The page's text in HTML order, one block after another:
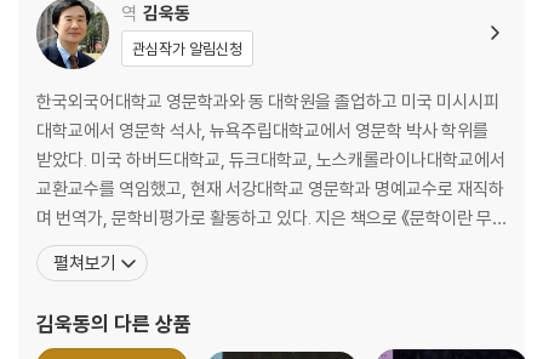
역 김욱동
관심작가 알림신청
한국외국어대학교 영문학과와 동 대학원을 졸업하고 미국 미시시피
대학교에서 영문학 석사, 뉴욕주립대학교에서 영문학 박사 학위를
받았다. 미국 하버드대학교, 듀크대학교, 노스캐롤라이나대학교에서
교환교수를 역임했고, 현재 서강대학교 영문학과 명예교수로 재직하
며 번역가, 문학비평가로 활동하고 있다. 지은 책으로 《문학이란 무
엇인가》 《세계문학이란 무엇인가》 《이양하, 그의 삶과 문학》 《설정
식, 분노의 문학》 《비평의 변증법》 《천재와 반역》 등이 있고, 옮긴 책
바다》 《이선 프롬》 《아메리카의 비극》 《새장에 갇힌 새
펼쳐보기
김욱동의 다른 상품